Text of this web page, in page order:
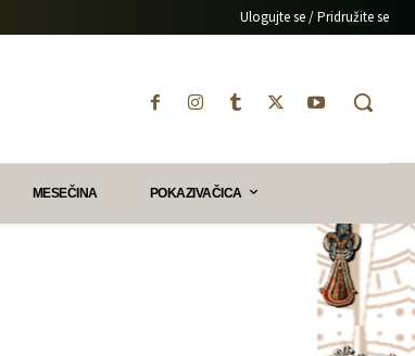
Ulogujte se / Pridružite se
MESEČINA POKAZIVAČICA